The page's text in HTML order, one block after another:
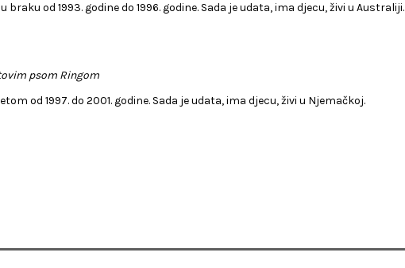
od 1993. godine do 1996. godine. Sada je udata, ima djecu, živi u Australiji.
psom Ringom
od 1997. do 2001. godine. Sada je udata, ima djecu, živi u Njemačkoj.